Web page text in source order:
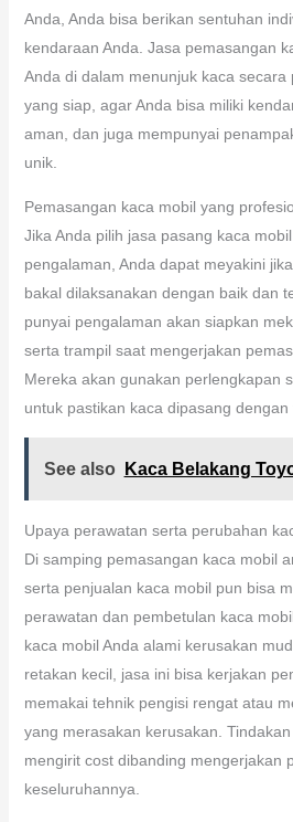
Anda, Anda bisa berikan sentuhan
kendaraan Anda. Jasa pemasangan
Anda di dalam menunjuk kaca secara
yang siap, agar Anda bisa miliki
aman, dan juga mempunyai
unik.
Pemasangan kaca mobil yang
Jika Anda pilih jasa pasang kaca
pengalaman, Anda dapat meyakini
bakal dilaksanakan dengan baik dan
punyai pengalaman akan siapkan
serta trampil saat mengerjakan
Mereka akan gunakan perlengkapan
untuk pastikan kaca dipasang dengan
See also Kaca Belakang
Upaya perawatan serta perubahan
Di samping pemasangan kaca mobil
serta penjualan kaca mobil pun bisa
perawatan dan pembetulan kaca
kaca mobil Anda alami kerusakan
retakan kecil, jasa ini bisa kerjakan
memakai tehnik pengisi rengat atau
yang merasakan kerusakan.
mengirit cost dibanding mengerjakan
keseluruhannya.